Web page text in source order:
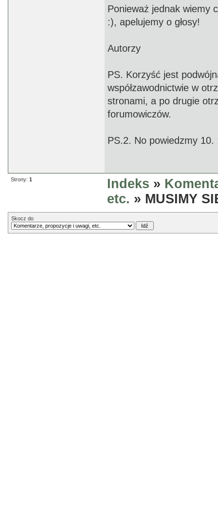
Ponieważ jednak wiemy
:), apelujemy o głosy!
Autorzy
PS. Korzyść jest
współzawodnictwie w
stronami, a po drugie
forumowiczów.
PS.2. No powiedzmy 10.
Strony: 1 Indeks »
etc. » MUSIMY
Skocz do